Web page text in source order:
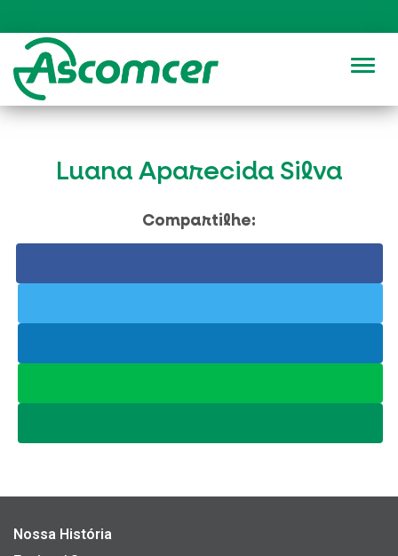
Luana Aparecida Silva
Compartilhe:
Nossa História